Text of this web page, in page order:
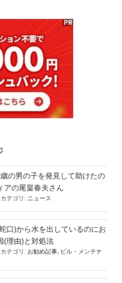
の男の子を発見して助けたの
アの尾畠春夫さん
カテゴリ: ニュース
口)から水を出しているのにお
(理由)と対処法
カテゴリ: お勧め記事, ビル・メンテナ